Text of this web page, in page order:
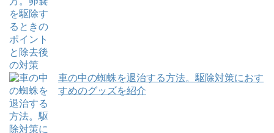
車の中の蜘蛛を退治する方法。駆除対策におす
すめのグッズを紹介